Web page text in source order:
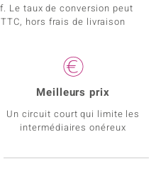
Le taux de conversion peut
hors frais de livraison
Meilleurs prix
Un circuit court qui limite les
intermédiaires onéreux